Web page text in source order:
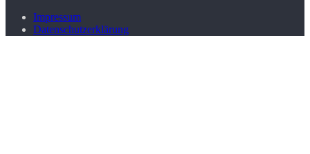
Impressum
Datenschutzerklärung